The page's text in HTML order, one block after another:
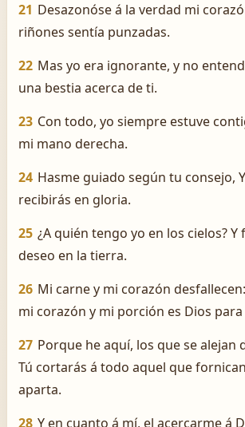
21 Desazonóse á la verdad mi
riñones sentía punzadas.
22 Mas yo era ignorante, y no
una bestia acerca de ti.
23 Con todo, yo siempre estuve
mi mano derecha.
24 Hasme guiado según tu consejo,
recibirás en gloria.
25 ¿A quién tengo yo en los cielos?
deseo en la tierra.
26 Mi carne y mi corazón
mi corazón y mi porción es Dios
27 Porque he aquí, los que se alejan
Tú cortarás á todo aquel que
aparta.
28 Y en cuanto á mí, el acercarme á